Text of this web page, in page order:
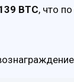
BTC, что